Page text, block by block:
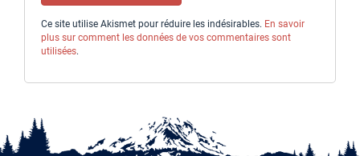
Ce site utilise Akismet pour réduire les indésirables. En savoir
plus sur comment les données de vos commentaires sont
utilisées.